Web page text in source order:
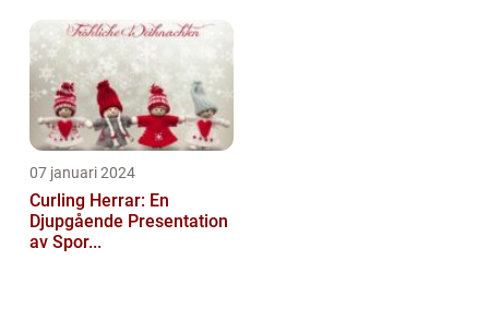
07 januari 2024
Curling Herrar: En
Djupgående Presentation
av Spor...